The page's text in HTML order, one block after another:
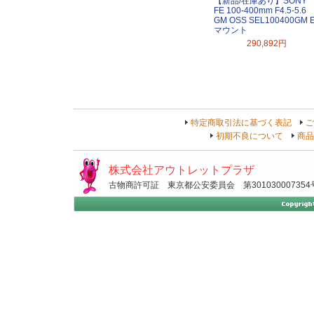
FE 100-400mm F4.5-5.6
GM OSS SEL100400GM
マウント
290,892円
特定商取引法に基づく表記
初期不良について
商
株式会社アウトレットプラザ
古物商許可証 東京都公安委員会 第301030007354